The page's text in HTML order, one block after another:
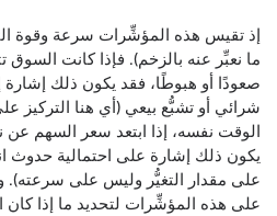
إذ تقيس هذه المؤشِّرات سرعة وقوة
ما نعبِّر عنه بالزخم). فإذا كانت
صعودًا أو هبوطًا، فقد يكون ذلك إشارة
شرائي أو تشبُّع بيعي (أي هنا التركيز
الوقت نفسه، إذا ابتعد سعر السهم عن
يكون ذلك إشارة على احتمالية حدوث
على مقدار التغيُّر وليس على سرعته).
على هذه المؤشِّرات لتحديد ما إذا كان